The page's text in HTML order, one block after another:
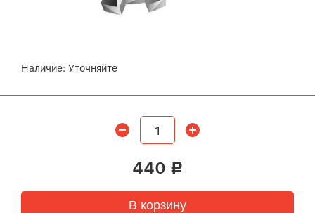
Наличие: Уточняйте
440 Р
В корзину